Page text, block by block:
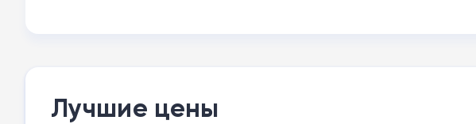
Лучшие цены